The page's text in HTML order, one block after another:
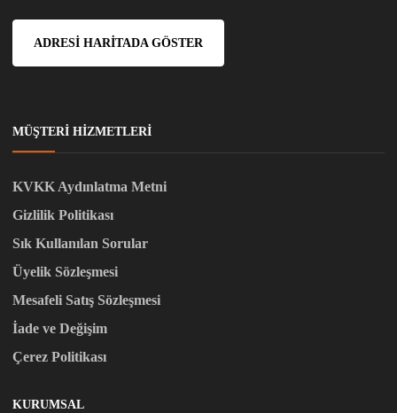
ADRESI HARITADA GÖSTER
MÜŞTERI HIZMETLERI
KVKK Aydınlatma Metni
Gizlilik Politikası
Sık Kullanılan Sorular
Üyelik Sözleşmesi
Mesafeli Satış Sözleşmesi
İade ve Değişim
Çerez Politikası
KURUMSAL